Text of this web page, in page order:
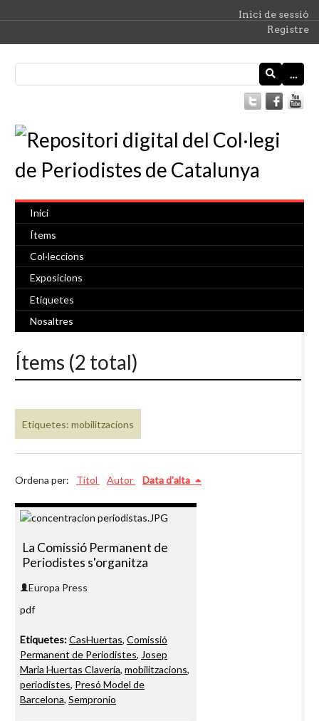
Inici de sessió
Registre
…
Inici
Ítems
Col·leccions
Exposicions
Etiquetes
Nosaltres
Ítems (2 total)
Etiquetes: mobilitzacions
Ordena per: Títol Autor Data d'alta
La Comissió Permanent de
Periodistes s'organitza
Europa Press
pdf
Etiquetes:CasHuertas, Comissió
Permanent de Periodistes, Josep
Maria Huertas Clavería, mobilitzacions,
periodistes, Presó Model de
Barcelona, Sempronio